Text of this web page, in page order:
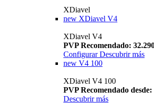
XDiavel
new XDiavel V4
XDiavel V4
PVP Recomendado:
Configurar Descubrir más
new V4 100
XDiavel V4 100
PVP Recomendado desde:
Descubrir más